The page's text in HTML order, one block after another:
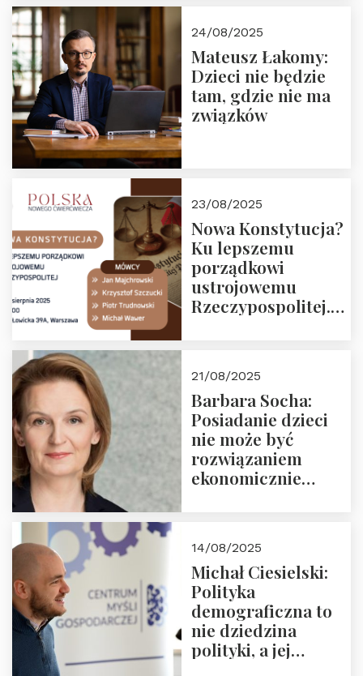
24/08/2025
Mateusz Łakomy:
Dzieci nie będzie
tam, gdzie nie ma
związków
23/08/2025
Nowa Konstytucja?
Ku lepszemu
porządkowi
ustrojowemu
Rzeczypospolitej.
Nowego
Ćwierćwiecza”
21/08/2025
Barbara Socha:
Posiadanie dzieci
nie może być
rozwiązaniem
ekonomicznie
14/08/2025
Michał Ciesielski:
Polityka
demograficzna to
nie dziedzina
polityki, a jej